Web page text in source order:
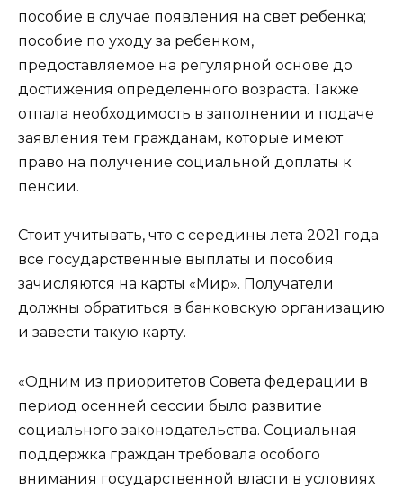
пособие в случае появления на свет ребенка;
пособие по уходу за ребенком,
предоставляемое на регулярной основе до
достижения определенного возраста. Также
отпала необходимость в заполнении и подаче
заявления тем гражданам, которые имеют
право на получение социальной доплаты к
пенсии.
Стоит учитывать, что с середины лета 2021 года
все государственные выплаты и пособия
зачисляются на карты «Мир». Получатели
должны обратиться в банковскую организацию
и завести такую карту.
«Одним из приоритетов Совета федерации в
период осенней сессии было развитие
социального законодательства. Социальная
поддержка граждан требовала особого
внимания государственной власти в условиях